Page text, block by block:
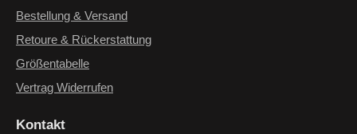
Bestellung & Versand
Retoure & Rückerstattung
Größentabelle
Vertrag Widerrufen
Kontakt